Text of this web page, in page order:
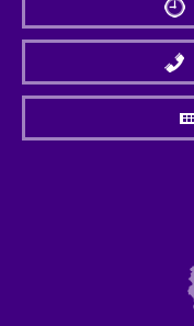
リ
ン
＞